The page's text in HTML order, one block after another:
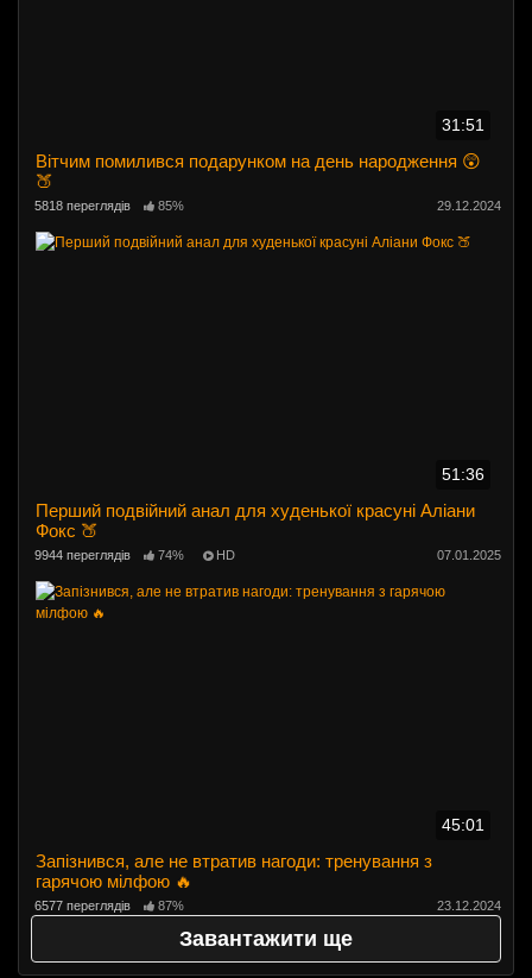
31:51
Вітчим помилився подарунком на день народження 😲
🍑
5818 переглядів 85% 29.12.2024
51:36
Перший подвійний анал для худенької красуні Аліани
Фокс 🍑
9944 переглядів 74% HD 07.01.2025
45:01
Запізнився, але не втратив нагоди: тренування з
гарячою мілфою 🔥
6577 переглядів 87% 23.12.2024
Завантажити ще